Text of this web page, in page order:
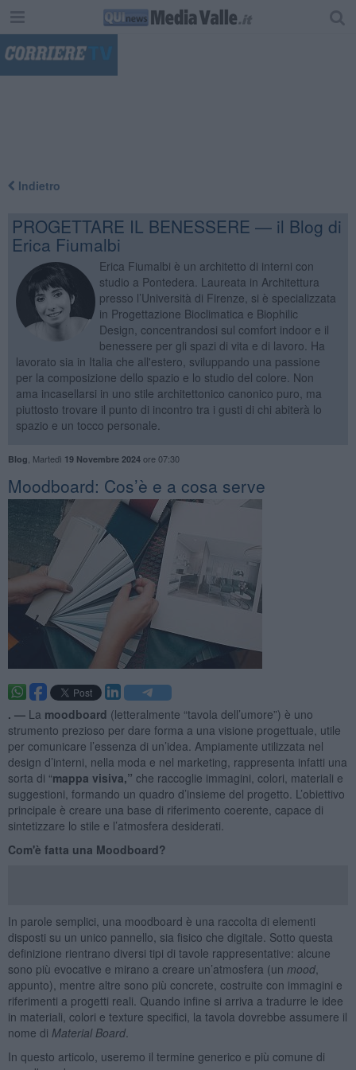
Indietro
PROGETTARE IL BENESSERE — il Blog di
Erica Fiumalbi
Erica Fiumalbi è un architetto di interni con
studio a Pontedera. Laureata in Architettura
presso l’Università di Firenze, si è specializzata
in Progettazione Bioclimatica e Biophilic
Design, concentrandosi sul comfort indoor e il
benessere per gli spazi di vita e di lavoro. Ha
lavorato sia in Italia che all'estero, sviluppando una passione
per la composizione dello spazio e lo studio del colore. Non
ama incasellarsi in uno stile architettonico canonico puro, ma
piuttosto trovare il punto di incontro tra i gusti di chi abiterà lo
spazio e un tocco personale.
Blog Martedì 19 Novembre 2024ore 07:30
Moodboard: Cos’è e a cosa serve
. — La moodboard (letteralmente “tavola dell’umore”) è uno
strumento prezioso per dare forma a una visione progettuale, utile
per comunicare l’essenza di un’idea. Ampiamente utilizzata nel
design d’interni, nella moda e nel marketing, rappresenta infatti una
sorta di “mappa visiva,” che raccoglie immagini, colori, materiali e
suggestioni, formando un quadro d’insieme del progetto. L’obiettivo
principale è creare una base di riferimento coerente, capace di
sintetizzare lo stile e l’atmosfera desiderati.
Com'è fatta una Moodboard?
In parole semplici, una moodboard è una raccolta di elementi
disposti su un unico pannello, sia fisico che digitale. Sotto questa
definizione rientrano diversi tipi di tavole rappresentative: alcune
sono più evocative e mirano a creare un’atmosfera (un mood,
appunto), mentre altre sono più concrete, costruite con immagini e
riferimenti a progetti reali. Quando infine si arriva a tradurre le idee
in materiali, colori e texture specifici, la tavola dovrebbe assumere il
nome di Material Board.
In questo articolo, useremo il termine generico e più comune di